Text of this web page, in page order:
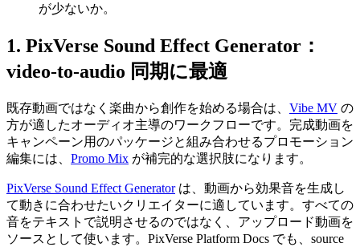
が少ないか。
1. PixVerse Sound Effect Generator：
video-to-audio 同期に最適
既存動画ではなく楽曲から創作を始める場合は、 Vibe MV の
方が適したオーディオ主導のワークフローです。完成動画を
キャンペーン用のパッケージと組み合わせるプロモーション
編集には、 Promo Mix が補完的な選択肢になります。
PixVerse Sound Effect Generatorは、動画から効果音を生成し
て動きに合わせたいクリエイターに適しています。すべての
音をテキストで説明させるのではなく、アップロード動画を
ソースとして使います。PixVerse Platform Docs でも、source